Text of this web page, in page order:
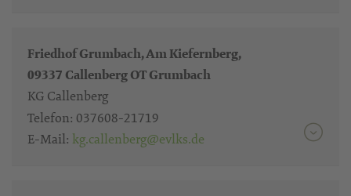
Friedhof Grumbach, Am Kiefernberg,
09337 Callenberg OT Grumbach
KG Callenberg
Telefon: 037608-21719
E-Mail: kg.callenberg@evlks.de